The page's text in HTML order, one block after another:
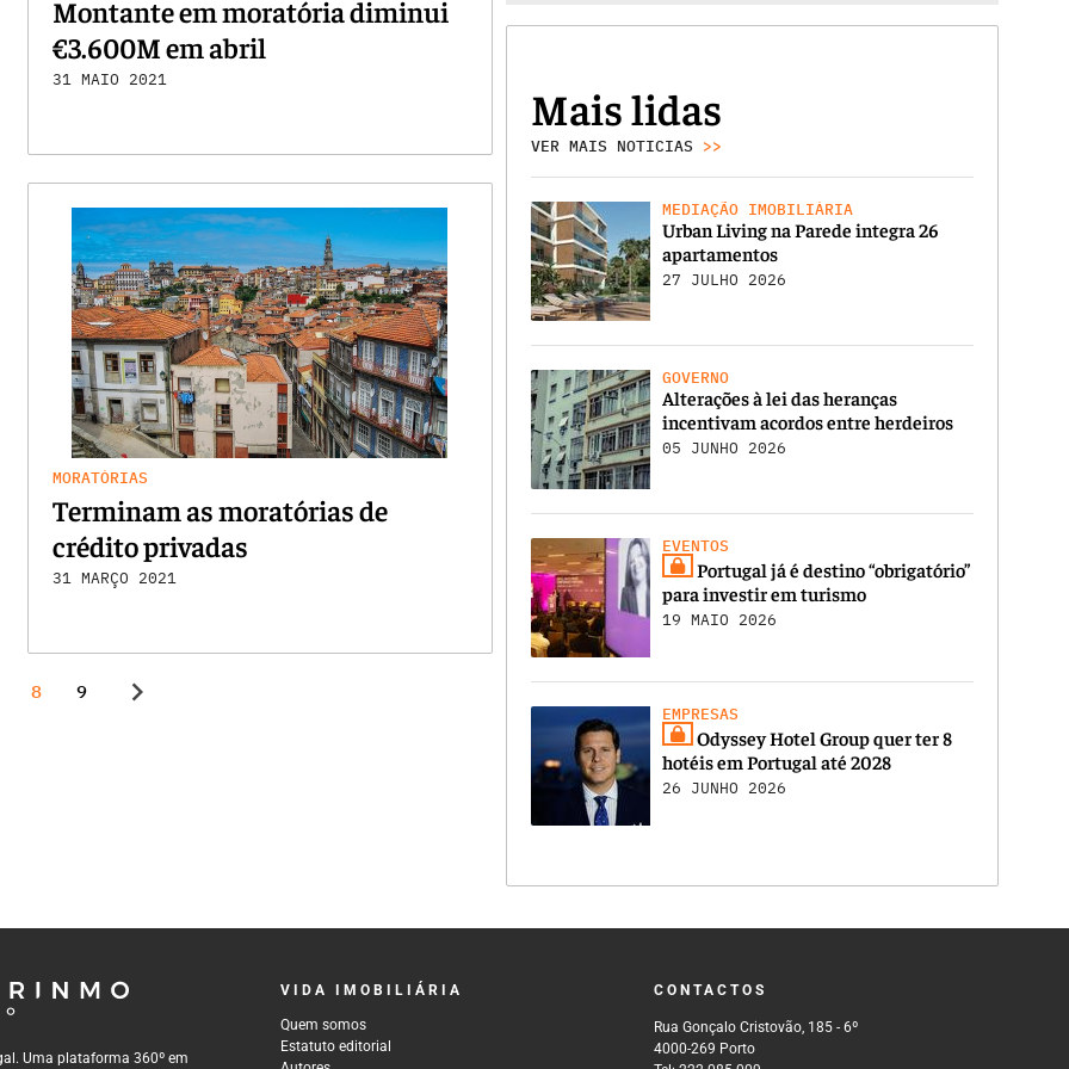
Montante em moratória diminui
€3.600M em abril
31 MAIO 2021
MORATÓRIAS
Terminam as moratórias de
crédito privadas
31 MARÇO 2021
8 9 chevron_right
Mais lidas
VER MAIS NOTICIAS >>
MEDIAÇÃO IMOBILIÁRIA
Urban Living na Parede integra 26
apartamentos
27 JULHO 2026
GOVERNO
Alterações à lei das heranças
incentivam acordos entre herdeiros
05 JUNHO 2026
EVENTOS
Portugal já é destino “obrigatório”
para investir em turismo
19 MAIO 2026
EMPRESAS
Odyssey Hotel Group quer ter 8
hotéis em Portugal até 2028
26 JUNHO 2026
Uma plataforma 360º em
VIDA IMOBILIÁRIA
Quem somos
Estatuto editorial
CONTACTOS
Rua Gonçalo Cristovão, 185 - 6º
4000-269 Porto